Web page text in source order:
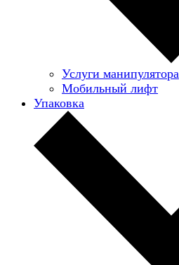
Услуги манипулятора
Мобильный лифт
Упаковка